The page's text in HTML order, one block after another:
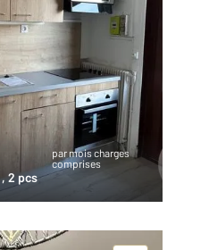
par mois charges
comprises
, 2 pcs